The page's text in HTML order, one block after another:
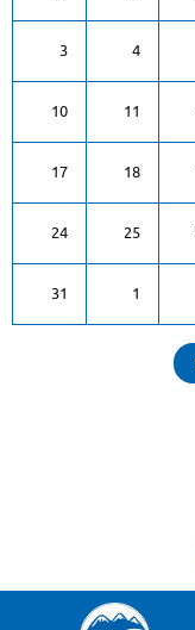
3 4
10 11
17 18
24 25
31 1